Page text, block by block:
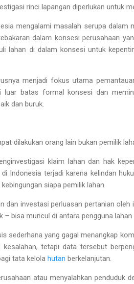
rinci lapangan diperlukan untuk
mengalami masalah serupa dalam
dalam konsesi perusahaan
lahan di dalam konsesi untuk
menjadi fokus utama
batas formal konsesi dan
dan buruk.
dilakukan orang lain bukan pemilik
klaim lahan dan hak
Indonesia terjadi karena kelindan
siapa pemilik lahan.
dan investasi perluasan pertanian
bisa muncul di antara pengguna lahan
sederhana yang gagal menangkap
tetapi data tersebut
tata kelola hutan berkelanjutan.
atau menyalahkan penduduk